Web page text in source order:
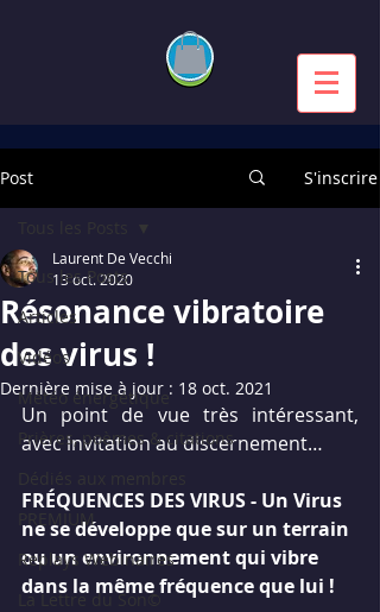
Post S'inscrire
Tous les Posts
Articles
Vidéos
Météo énergétique
Prières, poèmes & citations
PREMIUM
Replays Webinaires
La Lettre du Son©
Résonance vibratoire
des virus !
Laurent De Vecchi
13 oct. 2020
Dernière mise à jour : 18 oct. 2021
Un point de vue très intéressant,
avec invitation au discernement…
FRÉQUENCES DES VIRUS - Un Virus
ne se développe que sur un terrain
ou un environnement qui vibre
dans la même fréquence que lui !